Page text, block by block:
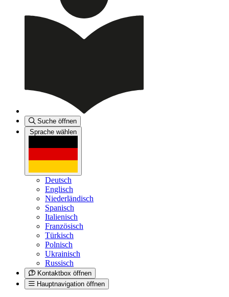
Suche öffnen
Sprache wählen
Deutsch
Englisch
Niederländisch
Spanisch
Italienisch
Französisch
Türkisch
Polnisch
Ukrainisch
Russisch
Kontaktbox öffnen
Hauptnavigation öffnen